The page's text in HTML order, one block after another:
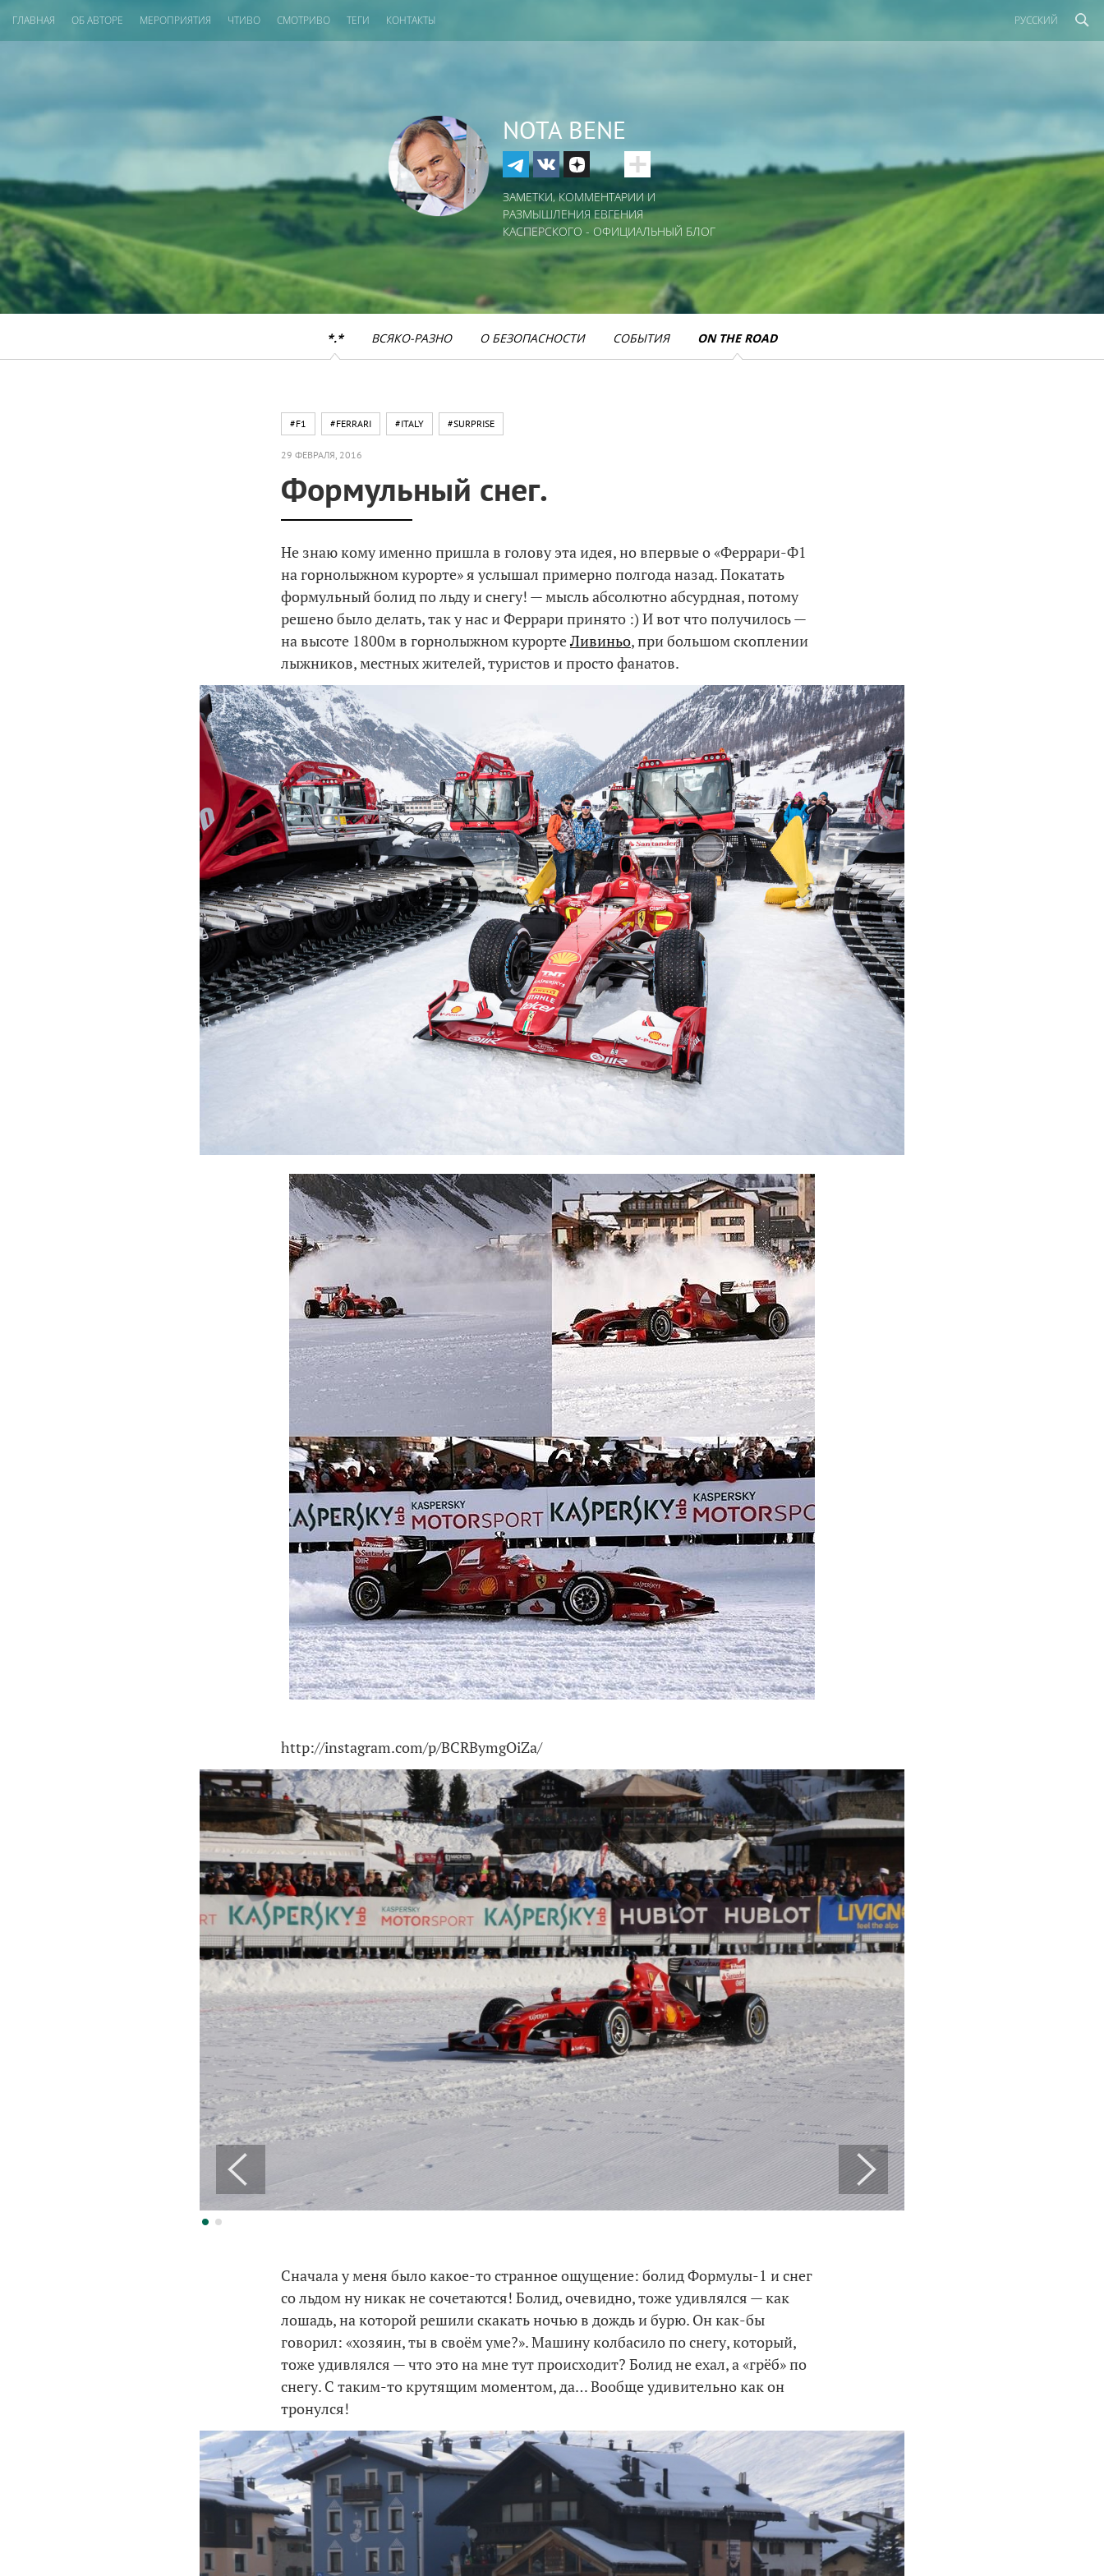
ГЛАВНАЯ ОБ АВТОРЕ МЕРОПРИЯТИЯ ЧТИВО СМОТРИВО ТЕГИ КОНТАКТЫ РУССКИЙ
NOTA BENE
ЗАМЕТКИ, КОММЕНТАРИИ И
РАЗМЫШЛЕНИЯ ЕВГЕНИЯ
КАСПЕРСКОГО - ОФИЦИАЛЬНЫЙ БЛОГ
*.* ВСЯКО-РАЗНО О БЕЗОПАСНОСТИ СОБЫТИЯ ON THE ROAD
#F1 #FERRARI #ITALY #SURPRISE
29 ФЕВРАЛЯ, 2016
Формульный снег.
Не знаю кому именно пришла в голову эта идея, но впервые о «Феррари-Ф1
на горнолыжном курорте» я услышал примерно полгода назад. Покатать
формульный болид по льду и снегу! — мысль абсолютно абсурдная, потому
решено было делать, так у нас и Феррари принято :) И вот что получилось —
на высоте 1800м в горнолыжном курортеЛивиньо, при большом скоплении
лыжников, местных жителей, туристов и просто фанатов.
http://instagram.com/p/BCRBymgOiZa/
Сначала у меня было какое-то странное ощущение: болид Формулы-1 и снег
со льдом ну никак не сочетаются! Болид, очевидно, тоже удивлялся — как
лошадь, на которой решили скакать ночью в дождь и бурю. Он как-бы
говорил: «хозяин, ты в своём уме?». Машину колбасило по снегу, который,
тоже удивлялся — что это на мне тут происходит? Болид не ехал, а «грёб» по
снегу. С таким-то крутящим моментом, да… Вообще удивительно как он
тронулся!